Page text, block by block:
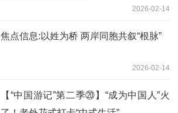
2026-02-14
焦点信息:以姓为桥 两岸同胞共叙“根脉”
2026-02-14
【“中国游记”第二季⑳】“成为中国人”火